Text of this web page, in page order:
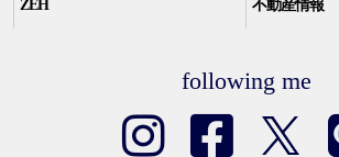
ZEH 不動産情報
following me